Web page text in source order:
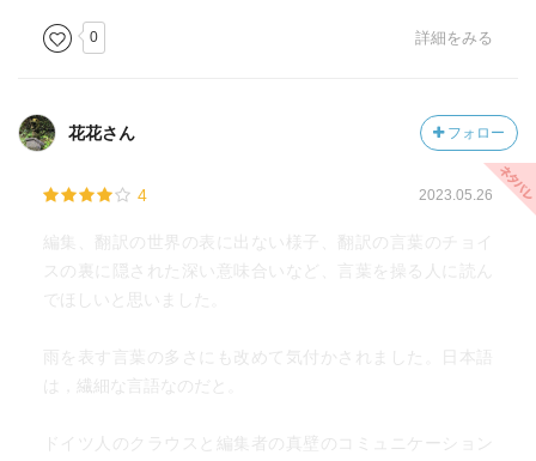
0 詳細をみる
花花さん フォロー
4 2023.05.26
編集、翻訳の世界の表に出ない様子、翻訳の言葉のチョイ
スの裏に隠された深い意味合いなど、言葉を操る人に読ん
でほしいと思いました。
雨を表す言葉の多さにも改めて気付かされました。日本語
は，繊細な言語なのだと。
ドイツ人のクラウスと編集者の真壁のコミュニケーション